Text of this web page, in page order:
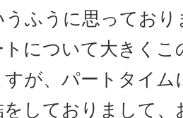
ふうに思っており
について大きくこ
が、パートタイム
しておりまして、